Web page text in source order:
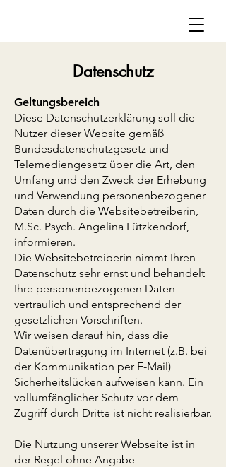
Datenschutz
Geltungsbereich
Diese Datenschutzerklärung soll die
Nutzer dieser Website gemäß
Bundesdatenschutzgesetz und
Telemediengesetz über die Art, den
Umfang und den Zweck der Erhebung
und Verwendung personenbezogener
Daten durch die Websitebetreiberin,
M.Sc. Psych. Angelina Lützkendorf,
informieren.
Die Websitebetreiberin nimmt Ihren
Datenschutz sehr ernst und behandelt
Ihre personenbezogenen Daten
vertraulich und entsprechend der
gesetzlichen Vorschriften.
Wir weisen darauf hin, dass die
Datenübertragung im Internet (z.B. bei
der Kommunikation per E-Mail)
Sicherheitslücken aufweisen kann. Ein
vollumfänglicher Schutz vor dem
Zugriff durch Dritte ist nicht realisierbar.
Die Nutzung unserer Webseite ist in
der Regel ohne Angabe